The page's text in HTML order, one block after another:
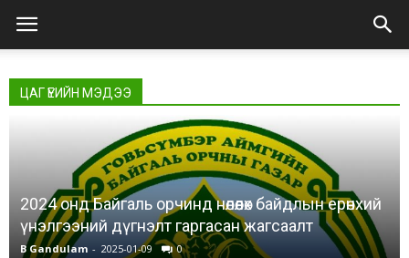
ЦАГ ҮЕИЙН МЭДЭЭ
2024 онд Байгаль орчинд нөлөөлөх байдлын ерөнхий
үнэлгээний дүгнэлт гаргасан жагсаалт
B Gandulam - 2025-01-09 0